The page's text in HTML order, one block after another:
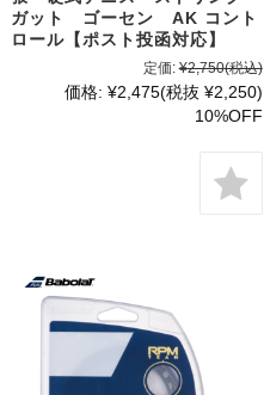
ガット ゴーセン AK コント
ロール【ポスト投函対応】
定価: ¥2,750(税込)
価格: ¥2,475(税抜 ¥2,250)
10%OFF